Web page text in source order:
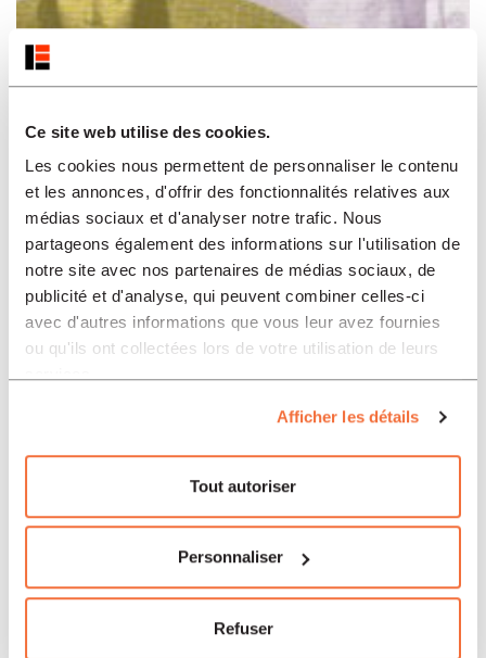
Ce site web utilise des cookies.
Les cookies nous permettent de personnaliser le contenu
et les annonces, d'offrir des fonctionnalités relatives aux
médias sociaux et d'analyser notre trafic. Nous
partageons également des informations sur l'utilisation de
notre site avec nos partenaires de médias sociaux, de
publicité et d'analyse, qui peuvent combiner celles-ci
avec d'autres informations que vous leur avez fournies
ou qu'ils ont collectées lors de votre utilisation de leurs
Afficher les détails
Tout autoriser
Personnaliser
Refuser